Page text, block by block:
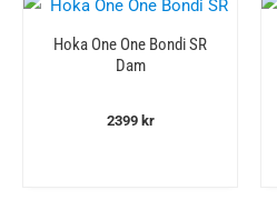
Hoka One One Bondi SR
Dam
2399 kr